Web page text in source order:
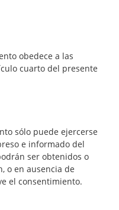
obedece a las
cuarto del presente
sólo puede ejercerse
e informado del
ser obtenidos o
o en ausencia de
el consentimiento.